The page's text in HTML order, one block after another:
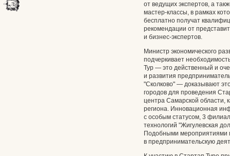
от ведущих экспертов, а
мастер-классы, в рамках
бесплатно получат
рекомендации от
и бизнес-экспертов.
Министр экономического
подчеркивает
Тур — это действенный и
и развития
"Сколково" — доказывают
городов для проведения
центра Самарской области,
региона. Инновационная
с особым статусом, 3
технологий "Жигулевская
Подобными мероприятиями
в предпринимательскую